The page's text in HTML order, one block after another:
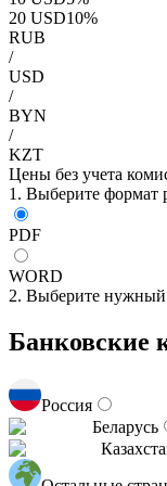
20 USD10%
RUB
/
USD
/
BYN
/
KZT
Цены без учета
1. Выберите формат
PDF
WORD
2. Выберите нужный
Банковские
Россия
Беларусь